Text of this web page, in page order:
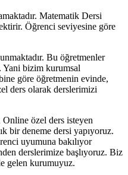
Matematik Dersi
Öğrenci seviyesine göre
Bu öğretmenler
Yani bizim kurumsal
göre öğretmenin evinde,
ders olarak derslerimizi
özel ders isteyen
bir deneme dersi yapıyoruz.
uyumuna bakılıyor
derslerimize başlıyoruz. Biz
gelen kurumuyuz.